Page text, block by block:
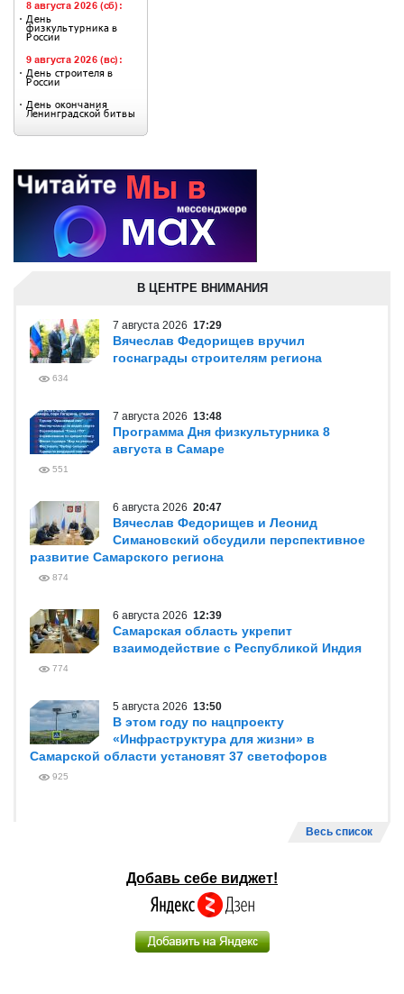
В ЦЕНТРЕ ВНИМАНИЯ
7 августа 2026 17:29
Вячеслав Федорищев вручил
госнаграды строителям региона
634
7 августа 2026 13:48
Программа Дня физкультурника 8
августа в Самаре
551
6 августа 2026 20:47
Вячеслав Федорищев и Леонид
Симановский обсудили перспективное
развитие Самарского региона
874
6 августа 2026 12:39
Самарская область укрепит
взаимодействие с Республикой Индия
774
5 августа 2026 13:50
В этом году по нацпроекту
«Инфраструктура для жизни» в
Самарской области установят 37 светофоров
925
Весь список
Добавь себе виджет!